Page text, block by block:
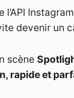
l’API
devenir un
scène
rapide et